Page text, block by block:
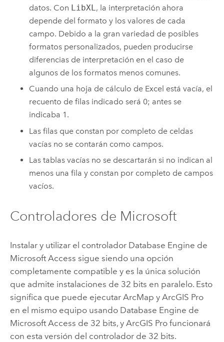
datos. Con LibXL , la interpretación ahora
depende del formato y los valores de cada
campo. Debido a la gran variedad de posibles
formatos personalizados, pueden producirse
diferencias de interpretación en el caso de
algunos de los formatos menos comunes.
Cuando una hoja de cálculo de Excel está vacía, el
recuento de filas indicado será 0; antes se
indicaba 1.
Las filas que constan por completo de celdas
vacías no se contarán como campos.
Las tablas vacías no se descartarán si no indican al
menos una fila y constan por completo de campos
vacíos.
Controladores de Microsoft
Instalar y utilizar el controlador Database Engine de
Microsoft Access sigue siendo una opción
completamente compatible y es la única solución
que admite instalaciones de 32 bits en paralelo. Esto
significa que puede ejecutar ArcMap y ArcGIS Pro
en el mismo equipo usando Database Engine de
Microsoft Access de 32 bits, y ArcGIS Profuncionará
con esta versión del controlador de 32 bits.